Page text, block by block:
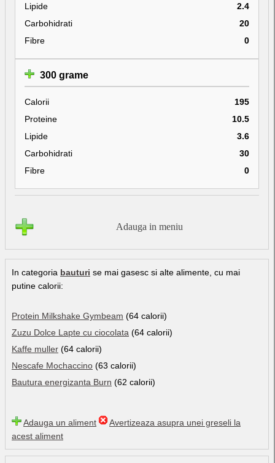
Lipide
2.4
Carbohidrati
20
Fibre
0
300 grame
Calorii
195
Proteine
10.5
Lipide
3.6
Carbohidrati
30
Fibre
0
Adauga in meniu
In categoria bauturi se mai gasesc si alte alimente, cu mai
putine calorii:
Protein Milkshake Gymbeam (64 calorii)
Zuzu Dolce Lapte cu ciocolata (64 calorii)
Kaffe muller (64 calorii)
Nescafe Mochaccino (63 calorii)
Bautura energizanta Burn (62 calorii)
Adauga un aliment
Avertizeaza asupra unei greseli la
acest aliment